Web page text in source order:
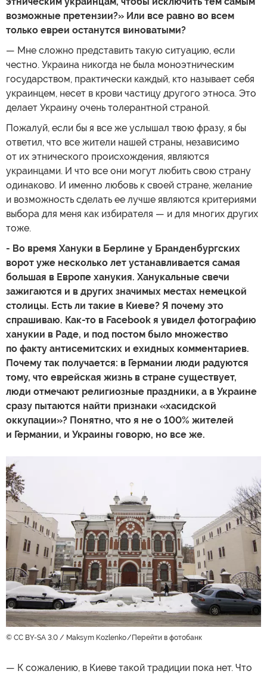
возможные претензии?» Или все равно во всем
только евреи останутся виноватыми?
— Мне сложно представить такую ситуацию, если
честно. Украина никогда не была моноэтническим
государством, практически каждый, кто называет себя
украинцем, несет в крови частицу другого этноса. Это
делает Украину очень толерантной страной.
Пожалуй, если бы я все же услышал твою фразу, я бы
ответил, что все жители нашей страны, независимо
от их этнического происхождения, являются
украинцами. И что все они могут любить свою страну
одинаково. И именно любовь к своей стране, желание
и возможность сделать ее лучше являются критериями
выбора для меня как избирателя — и для многих других
тоже.
- Во время Хануки в Берлине у Бранденбургских
ворот уже несколько лет устанавливается самая
большая в Европе ханукия. Ханукальные свечи
зажигаются и в других значимых местах немецкой
столицы. Есть ли такие в Киеве? Я почему это
спрашиваю. Как-то в Facebook я увидел фотографию
ханукии в Раде, и под постом было множество
по факту антисемитских и ехидных комментариев.
Почему так получается: в Германии люди радуются
тому, что еврейская жизнь в стране существует,
люди отмечают религиозные праздники, а в Украине
сразу пытаются найти признаки «хасидской
оккупации»? Понятно, что я не о 100% жителей
и Германии, и Украины говорю, но все же.
© CC BY-SA 3.0 / Maksym Kozlenko Перейти в фотобанк
— К сожалению, в Киеве такой традиции пока нет. Что